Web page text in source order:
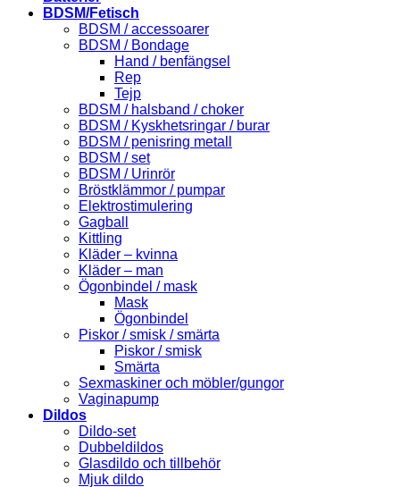
BDSM/Fetisch
BDSM / accessoarer
BDSM / Bondage
Hand / benfängsel
Rep
Tejp
BDSM / halsband / choker
BDSM / Kyskhetsringar / burar
BDSM / penisring metall
BDSM / set
BDSM / Urinrör
Bröstklämmor / pumpar
Elektrostimulering
Gagball
Kittling
Kläder – kvinna
Kläder – man
Ögonbindel / mask
Mask
Ögonbindel
Piskor / smisk / smärta
Piskor / smisk
Smärta
Sexmaskiner och möbler/gungor
Vaginapump
Dildos
Dildo-set
Dubbeldildos
Glasdildo och tillbehör
Mjuk dildo